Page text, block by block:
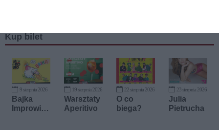
Kup bilet
9 sierpnia 2026
Bajka
Improwizo
19 sierpnia 2026
Warsztaty
Aperitivo
22 sierpnia 2026
O co
biega?
23 sierpnia 2026
Julia
Pietrucha